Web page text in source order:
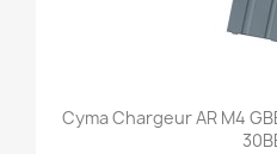
Cyma Chargeur AR M4